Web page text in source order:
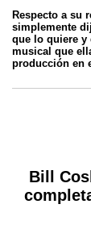
Respecto a su
simplemente
que lo quiere y
musical que
producción en
Bill